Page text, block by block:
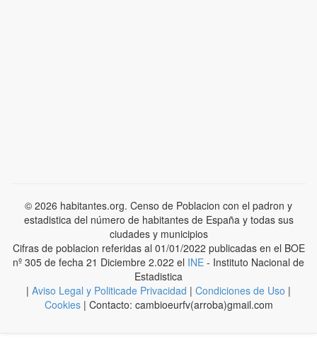
© 2026 habitantes.org. Censo de Poblacion con el padron y
estadistica del número de habitantes de España y todas sus
ciudades y municipios
Cifras de poblacion referidas al 01/01/2022 publicadas en el BOE
nº 305 de fecha 21 Diciembre 2.022 el INE - Instituto Nacional de
Estadistica
| Aviso Legal y Politicade Privacidad | Condiciones de Uso |
Cookies | Contacto: cambioeurfv(arroba)gmail.com